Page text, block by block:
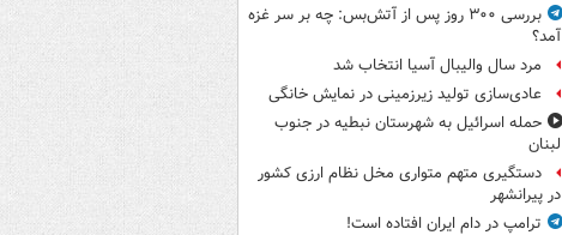
بررسی ۳۰۰ روز پس از آتش‌بس: چه بر سر غزه
آمد؟
مرد سال والیبال آسیا انتخاب شد
عادی‌سازی تولید زیرزمینی در نمایش خانگی
حمله اسرائیل به شهرستان نبطیه در جنوب
لبنان
دستگیری متهم متواری مخل نظام ارزی کشور
در پیرانشهر
ترامپ در دام ایران افتاده است!